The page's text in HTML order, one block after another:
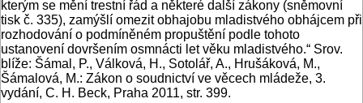
kterým se mění trestní řád a některé další zákony (sněmovní
tisk č. 335), zamýšlí omezit obhajobu mladistvého obhájcem při
rozhodování o podmíněném propuštění podle tohoto
ustanovení dovršením osmnácti let věku mladistvého.“ Srov.
blíže: Šámal, P., Válková, H., Sotolář, A., Hrušáková, M.,
Šámalová, M.: Zákon o soudnictví ve věcech mládeže, 3.
vydání, C. H. Beck, Praha 2011, str. 399.